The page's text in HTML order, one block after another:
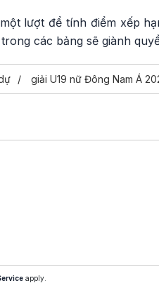
lượt để tính điểm xếp
các bảng sẽ giành
giải U19 nữ Đông Nam Á
apply.